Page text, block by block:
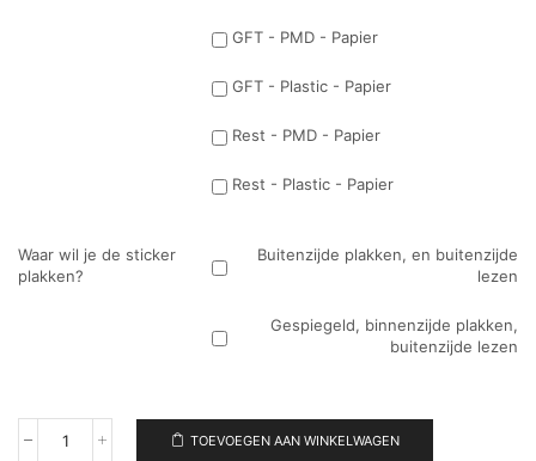
GFT - PMD - Papier
GFT - Plastic - Papier
Rest - PMD - Papier
Rest - Plastic - Papier
Waar wil je de sticker
plakken?
Buitenzijde plakken, en buitenzijde
lezen
Gespiegeld, binnenzijde plakken,
buitenzijde lezen
Herfst
TOEVOEGEN AAN WINKELWAGEN